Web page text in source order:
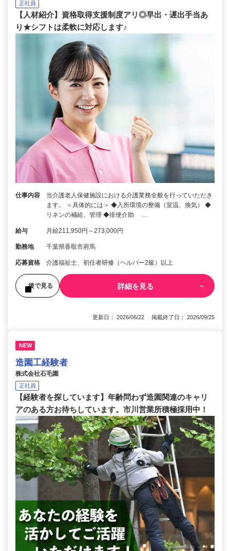
正社員
【人材紹介】資格取得支援制度アリ◎早出・遅出手当あ
り★シフトは柔軟に対応します♪
仕事内容
当介護老人保健施設における介護業務全般を行っていただき
ます。 ＜具体的には＞ ◆入所環境の整備（室温、換気） ◆
リネンの補給、管理 ◆排便介助 …
給与 月給211,950円～273,000円
勤務地 千葉県香取市府馬
応募資格 介護福祉士、初任者研修（ヘルパー2級）以上
後で見る 詳細を見る
更新日： 2026/06/22 掲載終了日： 2026/09/25
NEW
造園工経験者
株式会社石毛園
正社員
【経験者を探しています】年齢問わず造園関連のキャリ
アのある方お待ちしています。市川営業所積極採用中！